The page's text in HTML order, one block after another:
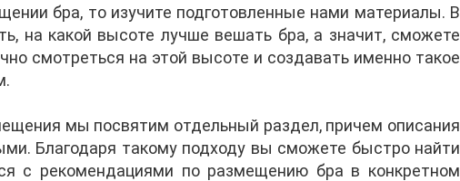
бра, то изучите подготовленные нами материалы. В
на какой высоте лучше вешать бра, а значит, сможете
смотреться на этой высоте и создавать именно такое
мы посвятим отдельный раздел, причем описания
Благодаря такому подходу вы сможете быстро найти
с рекомендациями по размещению бра в конкретном